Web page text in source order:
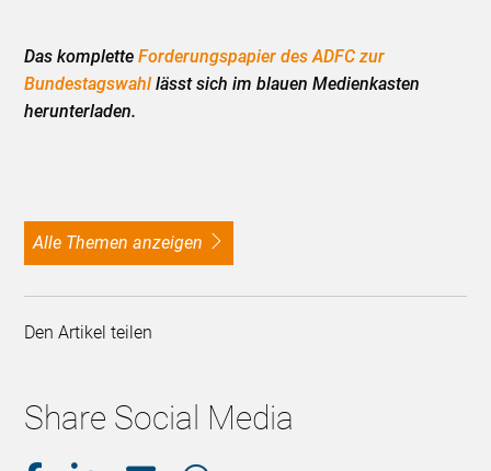
Das kompletteForderungspapier des ADFC zur
Bundestagswahllässt sich im blauen Medienkasten
herunterladen.
alle Themen anzeigen
Den Artikel teilen
Share Social Media